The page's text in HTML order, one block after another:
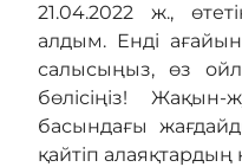
21.04.2022 ж.,
алдым. Енді
салысыңыз, өз
бөлісіңіз!
басындағы
қайтіп